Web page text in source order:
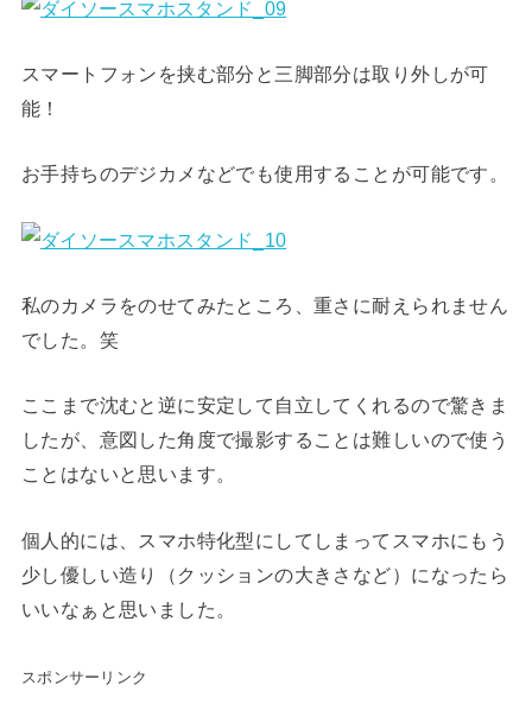
スマートフォンを挟む部分と三脚部分は取り外しが可
能！
お手持ちのデジカメなどでも使用することが可能です。
私のカメラをのせてみたところ、重さに耐えられません
でした。笑
ここまで沈むと逆に安定して自立してくれるので驚きま
したが、意図した角度で撮影することは難しいので使う
ことはないと思います。
個人的には、スマホ特化型にしてしまってスマホにもう
少し優しい造り（クッションの大きさなど）になったら
いいなぁと思いました。
スポンサーリンク